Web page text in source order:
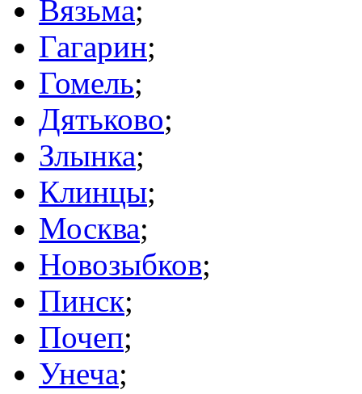
Вязьма;
Гагарин;
Гомель;
Дятьково;
Злынка;
Клинцы;
Москва;
Новозыбков;
Пинск;
Почеп;
Унеча;